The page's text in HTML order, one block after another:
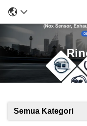
Semua Kategori